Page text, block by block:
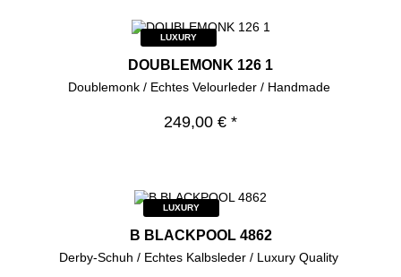
LUXURY
DOUBLEMONK 126 1
Doublemonk / Echtes Velourleder / Handmade
249,00 € *
LUXURY
B BLACKPOOL 4862
Derby-Schuh / Echtes Kalbsleder / Luxury Quality